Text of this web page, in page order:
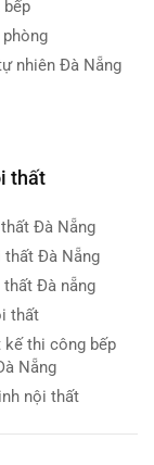
bếp
nhiên Đà Nẵng
thất
Đà Nẵng
thất Đà Nẵng
thất Đà nẵng
thất
kế thi công bếp
Nẵng
nội thất